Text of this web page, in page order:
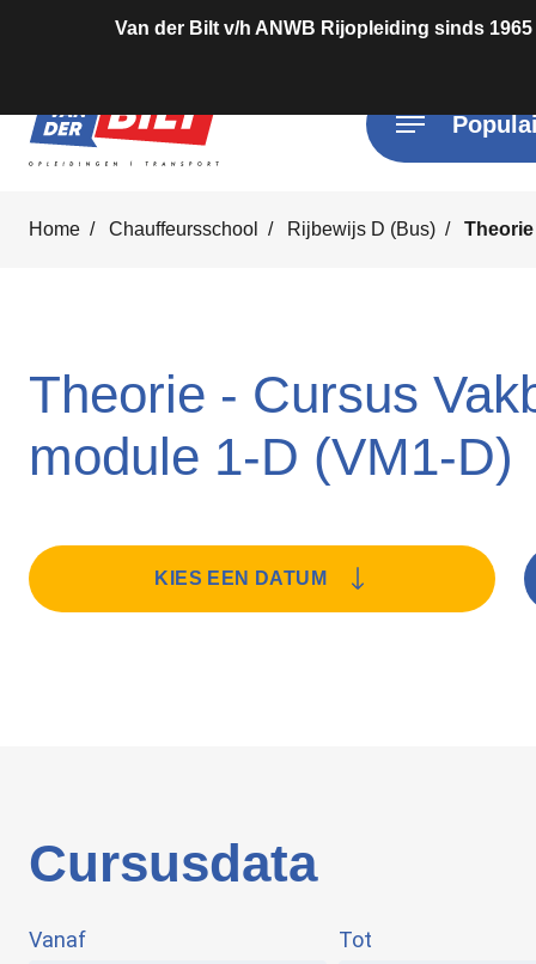
Van der Bilt v/h ANWB Rijopleiding sinds 1965
Home Chauffeursschool Rijbewijs D (Bus)
Theorie - Cursus
module 1-D (VM1-D)
KIES EEN DATUM
Cursusdata
Vanaf Tot